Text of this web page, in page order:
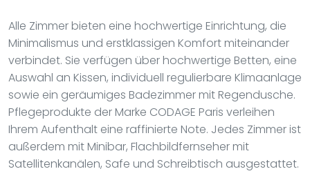
Alle Zimmer bieten eine hochwertige Einrichtung, die
Minimalismus und erstklassigen Komfort miteinander
verbindet. Sie verfügen über hochwertige Betten, eine
Auswahl an Kissen, individuell regulierbare Klimaanlage
sowie ein geräumiges Badezimmer mit Regendusche.
Pflegeprodukte der Marke CODAGE Paris verleihen
Ihrem Aufenthalt eine raffinierte Note. Jedes Zimmer ist
außerdem mit Minibar, Flachbildfernseher mit
Satellitenkanälen, Safe und Schreibtisch ausgestattet.